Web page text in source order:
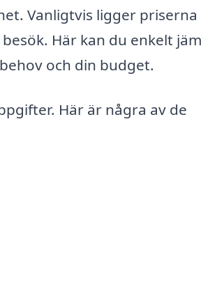
Vanligtvis ligger
Här kan du enkelt
och din budget.
Här är några av de